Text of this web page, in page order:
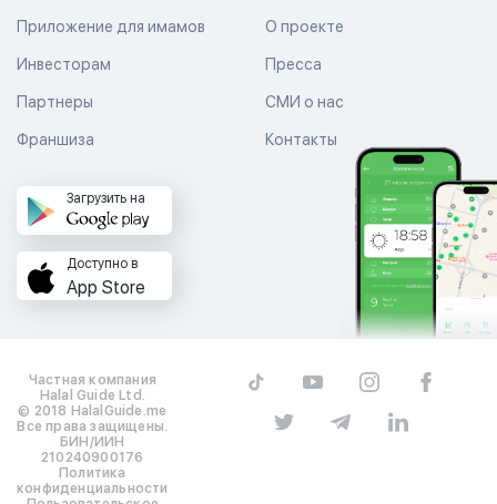
Приложение для имамов О проекте
Пресса
СМИ о нас
Контакты
Инвесторам
Партнеры
Франшиза
Загрузить на
Доступно в
App Store
Частная компания
Halal Guide Ltd.
© 2018 HalalGuide.me
Все права защищены.
БИН/ИИН
210240900176
Политика
конфиденциальности